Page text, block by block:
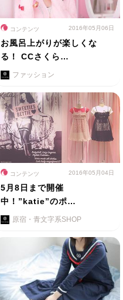
コンテンツ 2016年05月06日
お風呂上がりが楽しくな
る！ CCさくら…
ファッション
コンテンツ 2016年05月04日
5月8日まで開催
中！”katie”のポ…
原宿・青文字系SHOP